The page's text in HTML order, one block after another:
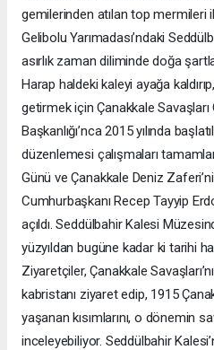
gemilerinden atılan top mermileri
Gelibolu Yarımadası’ndaki
asırlık zaman diliminde doğa
Harap haldeki kaleyi ayağa
getirmek için Çanakkale
Başkanlığı’nca 2015 yılında
düzenlemesi çalışmaları
Günü ve Çanakkale Deniz
Cumhurbaşkanı Recep Tayyip
açıldı. Seddülbahir Kalesi
yüzyıldan bugüne kadar ki tarihi
Ziyaretçiler, Çanakkale
kabristanı ziyaret edip, 1915
yaşanan kısımlarını, o dönemin
inceleyebiliyor. Seddülbahir